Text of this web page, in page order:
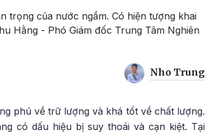
trọng của nước ngầm. Có hiện tượng khai
Hằng - Phó Giám đốc Trung Tâm Nghiên
Nho Trung
phú về trữ lượng và khá tốt về chất lượng.
có dấu hiệu bị suy thoái và cạn kiệt. Tại